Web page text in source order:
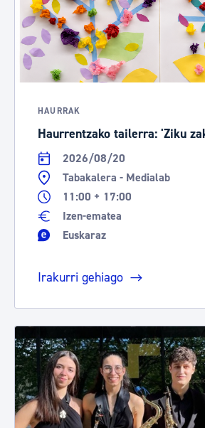
HAURRAK
Haurrentzako tailerra: 'Ziku
2026/08/20
Tabakalera - Medialab
11:00 + 17:00
Izen-ematea
Euskaraz
Irakurri gehiago